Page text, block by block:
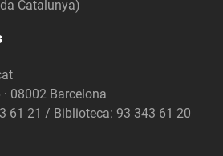
Catalunya)
08002 Barcelona
61 21 / Biblioteca: 93 343 61 20